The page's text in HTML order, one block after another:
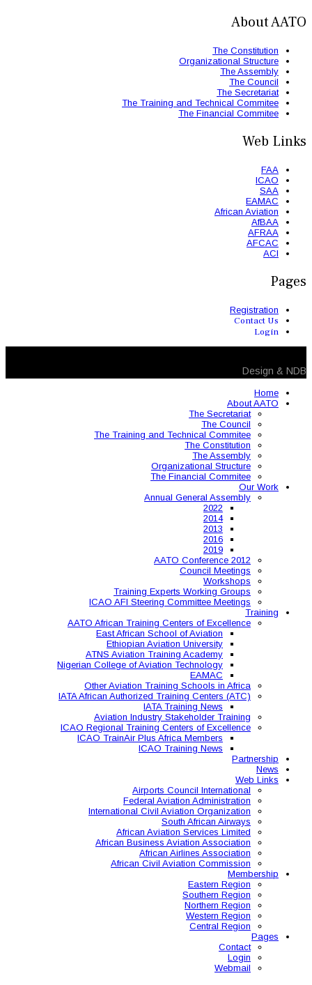
The
The Training and
Training
ICAO AFI Steering
AATO African Training
ATNS Aviation
Nigerian College of
Other Aviation
IATA African Authorized
Aviation Industry
ICAO Regional Training
ICAO TrainAir Plus
International Civil
African
African Business
African Civil